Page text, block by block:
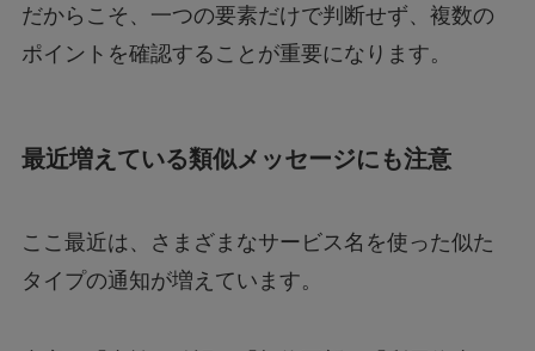
だからこそ、一つの要素だけで判断せず、複数の
ポイントを確認することが重要になります。
最近増えている類似メッセージにも注意
ここ最近は、さまざまなサービス名を使った似た
タイプの通知が増えています。